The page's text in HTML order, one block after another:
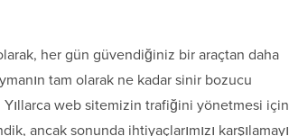
her gün güvendiğiniz bir araçtan daha
tam olarak ne kadar sinir bozucu
web sitemizin trafiğini yönetmesi için
ancak sonunda ihtiyaçlarımızı karşılamayı